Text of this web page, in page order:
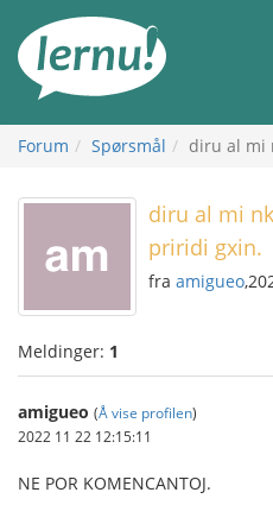
innholdet
Forum Spørsmål diru al mi
diru al mi
priridi gxin.
fra amigueo
Meldinger: 1
amigueo (Å vise profilen)
2022 11 22 12:15:11
NE POR KOMENCANTOJ.